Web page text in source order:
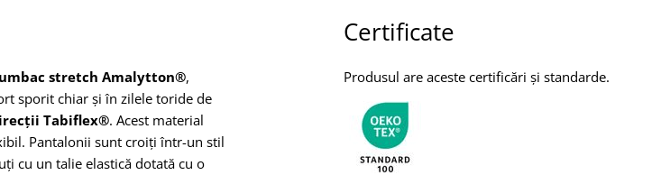
stretch Amalytton®,
sporit chiar și în zilele toride de
Tabiflex®. Acest material
Pantalonii sunt croiți într-un stil
cu un talie elastică dotată cu o
Certificate
Produsul are aceste certificări și standarde.